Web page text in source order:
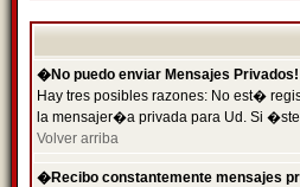
�No puedo enviar Mensajes Privados!
Hay tres posibles razones: No est�
la mensajer�a privada para Ud. Si
Volver arriba
�Recibo constantemente mensajes